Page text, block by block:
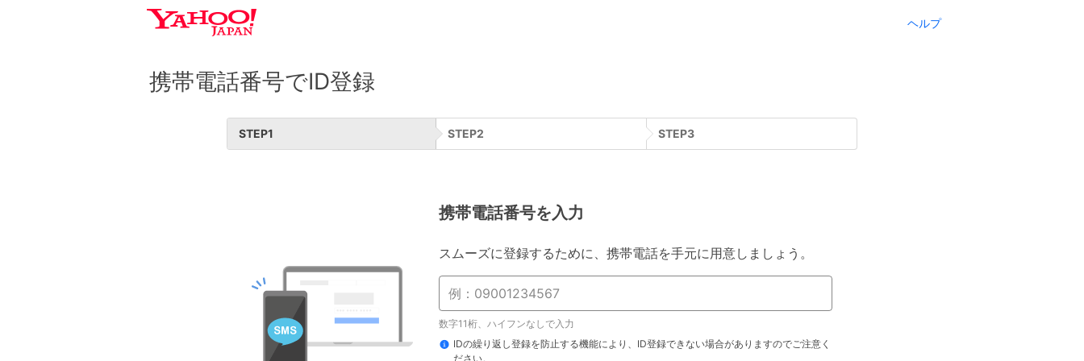
ヘルプ
携帯電話番号でID登録
STEP1 STEP2 STEP3
携帯電話番号を入力
スムーズに登録するために、携帯電話を手元に用意しましょう。
数字11桁、ハイフンなしで入力
IDの繰り返し登録を防止する機能により、ID登録できない場合がありますのでご注意く
ださい。